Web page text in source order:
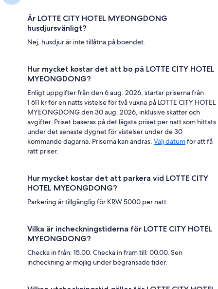
Är LOTTE CITY HOTEL MYEONGDONG
husdjursvänligt?
Nej, husdjur är inte tillåtna på boendet.
Hur mycket kostar det att bo på LOTTE CITY HOTEL
MYEONGDONG?
Enligt uppgifter från den 6 aug. 2026, startar priserna från
1 611 kr för en natts vistelse för två vuxna på LOTTE CITY HOTEL
MYEONGDONG den 30 aug. 2026, inklusive skatter och
avgifter. Priset baseras på det lägsta priset per natt som hittats
under det senaste dygnet för vistelser under de 30
kommande dagarna. Priserna kan ändras. Välj datumför att få
rätt priser.
Hur mycket kostar det att parkera vid LOTTE CITY
HOTEL MYEONGDONG?
Parkering är tillgänglig för KRW 5000 per natt.
Vilka är incheckningstiderna för LOTTE CITY HOTEL
MYEONGDONG?
Checka in från: 15.00. Checka in fram till: 00.00. Sen
incheckning är möjlig under begränsade tider.